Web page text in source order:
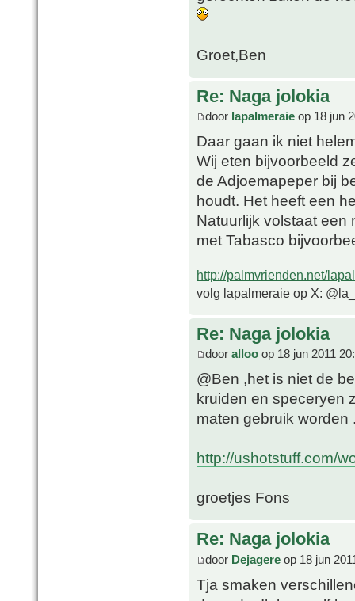
Groet,Ben
Re: Naga jolokia
door lapalmeraie op 18 jun
Daar gaan ik niet
Wij eten bijvoorbeeld
de Adjoemapeper bij
houdt. Het heeft een
Natuurlijk volstaat een
met Tabasco
http://palmvrienden.net/
volg lapalmeraie op X:
Re: Naga jolokia
door alloo op 18 jun 2011
@Ben ,het is niet de
kruiden en speceryen
maten gebruik worden
http://ushotstuff.com/
groetjes Fons
Re: Naga jolokia
door Dejagere op 18 jun
Tja smaken